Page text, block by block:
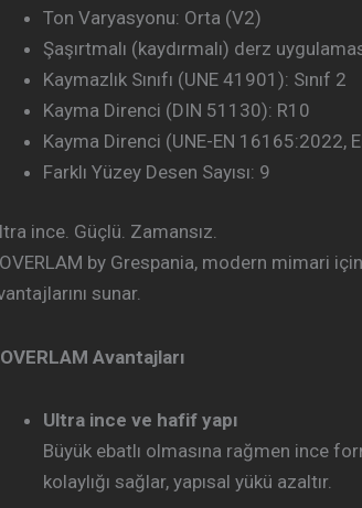
Ton Varyasyonu: Orta (V2)
Şaşırtmalı (kaydırmalı) derz
Kaymazlık Sınıfı (UNE 41901): Sınıf 2
Kayma Direnci (DIN 51130): R10
Kayma Direnci (UNE-EN 16165:2022,
Farklı Yüzey Desen Sayısı: 9
ince. Güçlü. Zamansız.
by Grespania, modern mimari
sunar.
Avantajları
Ultra ince ve hafif yapı
Büyük ebatlı olmasına rağmen ince
kolaylığı sağlar, yapısal yükü azaltır.